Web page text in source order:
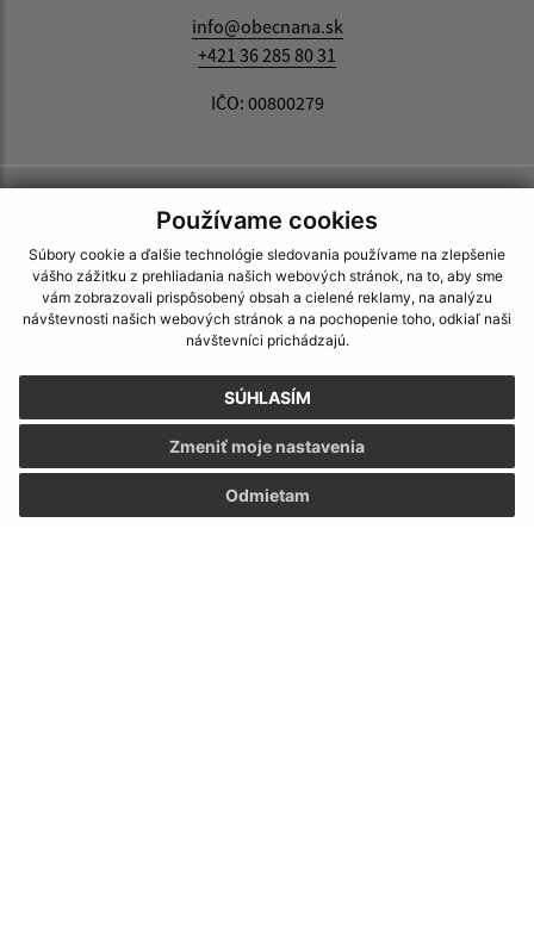
Používame cookies
Súbory cookie a ďalšie technológie sledovania používame na zlepšenie
vášho zážitku z prehliadania našich webových stránok, na to, aby sme
vám zobrazovali prispôsobený obsah a cielené reklamy, na analýzu
návštevnosti našich webových stránok a na pochopenie toho, odkiaľ naši
návštevníci prichádzajú.
SÚHLASÍM
Odmietam
Zmeniť moje nastavenia
info@obecnana.sk
+421 36 285 80 31
IČO: 00800279